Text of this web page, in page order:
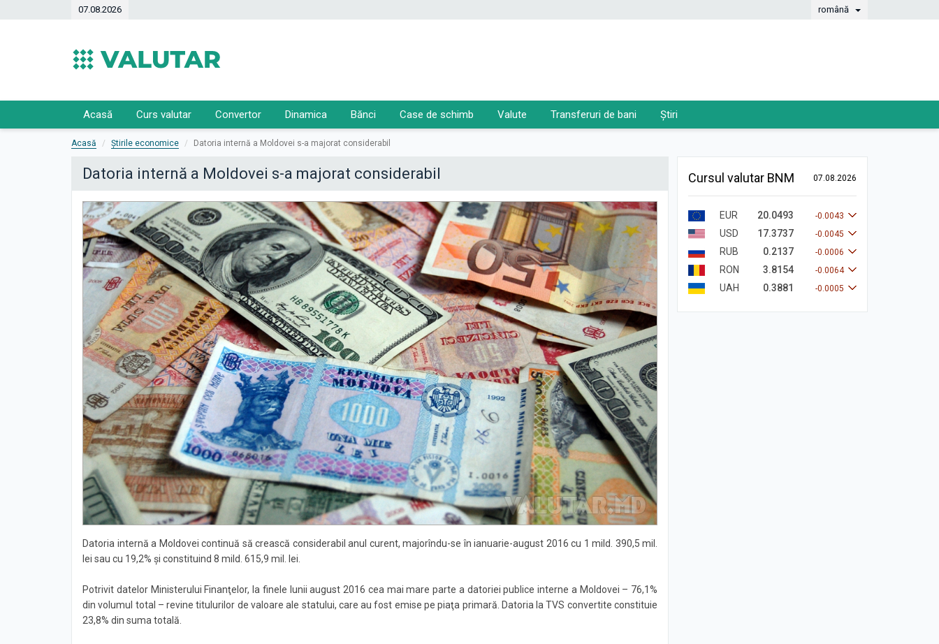
07.08.2026 română
Acasă Curs valutar Convertor Dinamica Bănci Case de schimb Valute Transferuri de bani Știri
Acasă Știrile economice Datoria internă a Moldovei s-a majorat considerabil
Datoria internă a Moldovei s-a majorat considerabil
Datoria internă a Moldovei continuă să crească considerabil anul curent, majorîndu-se în ianuarie-august 2016 cu 1 mild. 390,5 mil.
lei sau cu 19,2% şi constituind 8 mild. 615,9 mil. lei.
Potrivit datelor Ministerului Finanţelor, la finele lunii august 2016 cea mai mare parte a datoriei publice interne a Moldovei – 76,1%
din volumul total – revine titulurilor de valoare ale statului, care au fost emise pe piaţa primară. Datoria la TVS convertite constituie
23,8% din suma totală.
Cursul valutar BNM 07.08.2026
EUR 20.0493 -0.0043
USD 17.3737 -0.0045
RUB 0.2137 -0.0006
RON 3.8154 -0.0064
UAH 0.3881 -0.0005